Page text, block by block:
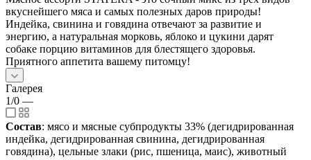
вкуснейшего мяса и самых полезных даров природы!
Индейка, свинина и говядина отвечают за развитие и
энергию, а натуральная морковь, яблоко и цукини дарят
собаке порцию витаминов для блестящего здоровья.
Приятного аппетита вашему питомцу!
Галерея
1/0 —
Состав: мясо и мясные субпродукты 33% (дегидрированная
индейка, дегидрированная свинина, дегидрированная
говядина), цельные злаки (рис, пшеница, маис), животный